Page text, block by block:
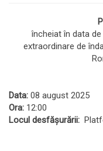
încheiat în data
extraordinare de
Data: 08 august 2025
Ora: 12:00
Locul desfășurării: